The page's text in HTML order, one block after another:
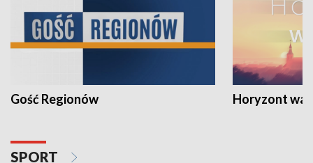
Gość Regionów Horyzont
SPORT